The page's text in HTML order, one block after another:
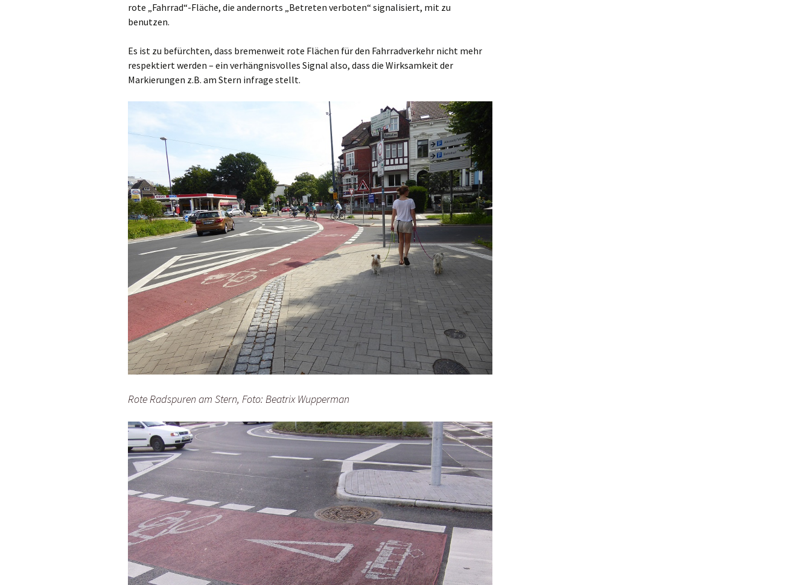
rote „Fahrrad“-Fläche, die andernorts „Betreten verboten“ signalisiert, mit zu
benutzen.
Es ist zu befürchten, dass bremenweit rote Flächen für den Fahrradverkehr nicht mehr
respektiert werden – ein verhängnisvolles Signal also, dass die Wirksamkeit der
Markierungen z.B. am Stern infrage stellt.
Rote Radspuren am Stern, Foto: Beatrix Wupperman